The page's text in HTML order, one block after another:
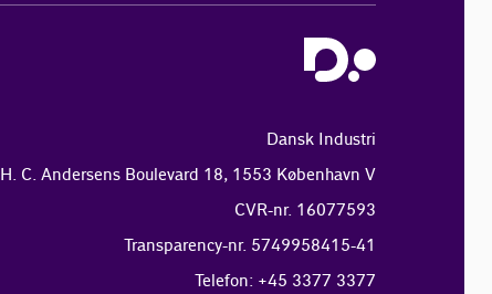
Dansk Industri
H. C. Andersens Boulevard 18, 1553 København V
CVR-nr. 16077593
Transparency-nr. 5749958415-41
Telefon: +45 3377 3377